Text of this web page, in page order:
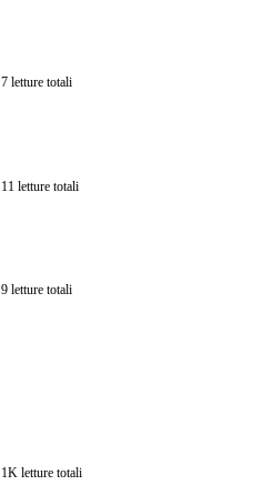
7 letture totali
11 letture totali
9 letture totali
1K letture totali